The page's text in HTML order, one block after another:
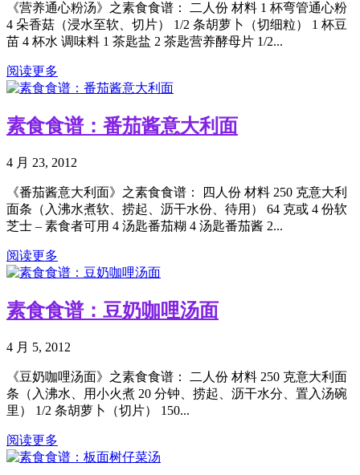
《营养通心粉汤》之素食食谱： 二人份 材料 1 杯弯管通心粉
4 朵香菇（浸水至软、切片） 1/2 条胡萝卜（切细粒） 1 杯豆
苗 4 杯水 调味料 1 茶匙盐 2 茶匙营养酵母片 1/2...
阅读更多
素食食谱：番茄酱意大利面
4 月 23, 2012
《番茄酱意大利面》之素食食谱： 四人份 材料 250 克意大利
面条（入沸水煮软、捞起、沥干水份、待用） 64 克或 4 份软
芝士 – 素食者可用 4 汤匙番茄糊 4 汤匙番茄酱 2...
阅读更多
素食食谱：豆奶咖哩汤面
4 月 5, 2012
《豆奶咖哩汤面》之素食食谱： 二人份 材料 250 克意大利面
条（入沸水、用小火煮 20 分钟、捞起、沥干水分、置入汤碗
里） 1/2 条胡萝卜（切片） 150...
阅读更多